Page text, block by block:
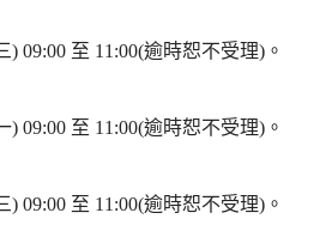
) 09:00 至 11:00(逾時恕不受理)。
) 09:00 至 11:00(逾時恕不受理)。
) 09:00 至 11:00(逾時恕不受理)。